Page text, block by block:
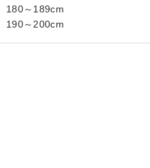
180～189cm
190～200cm